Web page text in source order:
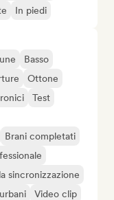
In piedi
Basso
Ottone
Test
Brani completati
sincronizzazione
Video clip